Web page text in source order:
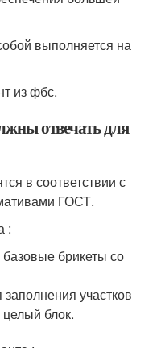
выполняется на
отвечать для
в соответствии с
ГОСТ.
:
брикеты со
участков
целый блок.